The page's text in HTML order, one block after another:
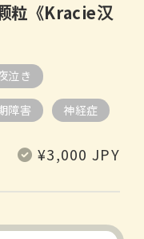
粒《Kracie汉
泣き
障害 神経症
常 ¥3,000 JPY